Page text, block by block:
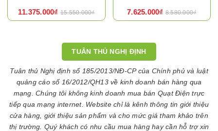
11.375.000₫ 15.550.000₫ 7.625.000₫ 8.580.000₫
TUÂN THỦ NGHỊ ĐỊNH
Tuân thủ Nghị định số 185/2013/NĐ-CP của Chính phủ và luật
quảng cáo số 16/2012/QH13 về kinh doanh bán hàng qua
mạng. Chúng tôi không kinh doanh mua bán Quạt Điện trực
tiếp qua mạng internet. Website chỉ là kênh thông tin giới thiệu
cửa hàng, giới thiệu sản phẩm và cho mức giá tham khảo trên
thị trường. Quý khách có nhu cầu mua hàng hay cần hỗ trợ xin